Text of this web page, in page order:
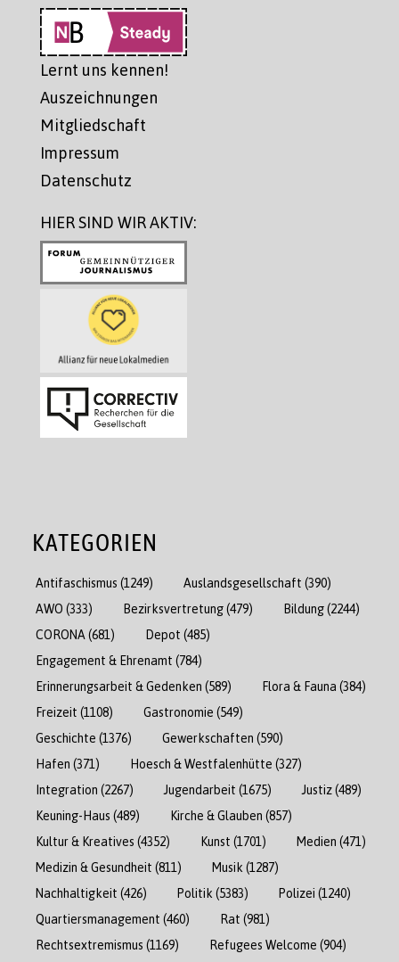
Lernt uns kennen!
Auszeichnungen
Mitgliedschaft
Impressum
Datenschutz
HIER SIND WIR AKTIV:
KATEGORIEN
Antifaschismus (1249) Auslandsgesellschaft (390)
AWO (333) Bezirksvertretung(479) Bildung(2244)
CORONA (681) Depot (485)
Engagement & Ehrenamt (784)
Erinnerungsarbeit & Gedenken (589) Flora & Fauna (384)
Freizeit (1108) Gastronomie (549)
Geschichte (1376) Gewerkschaften (590)
Hafen (371) Hoesch & Westfalenhütte (327)
Integration (2267) Jugendarbeit (1675) Justiz(489)
Keuning-Haus (489) Kirche & Glauben (857)
Kultur & Kreatives (4352) Kunst (1701) Medien (471)
Medizin & Gesundheit (811) Musik (1287)
Nachhaltigkeit (426) Politik (5383) Polizei (1240)
Quartiersmanagement (460) Rat (981)
Rechtsextremismus (1169) Refugees Welcome (904)